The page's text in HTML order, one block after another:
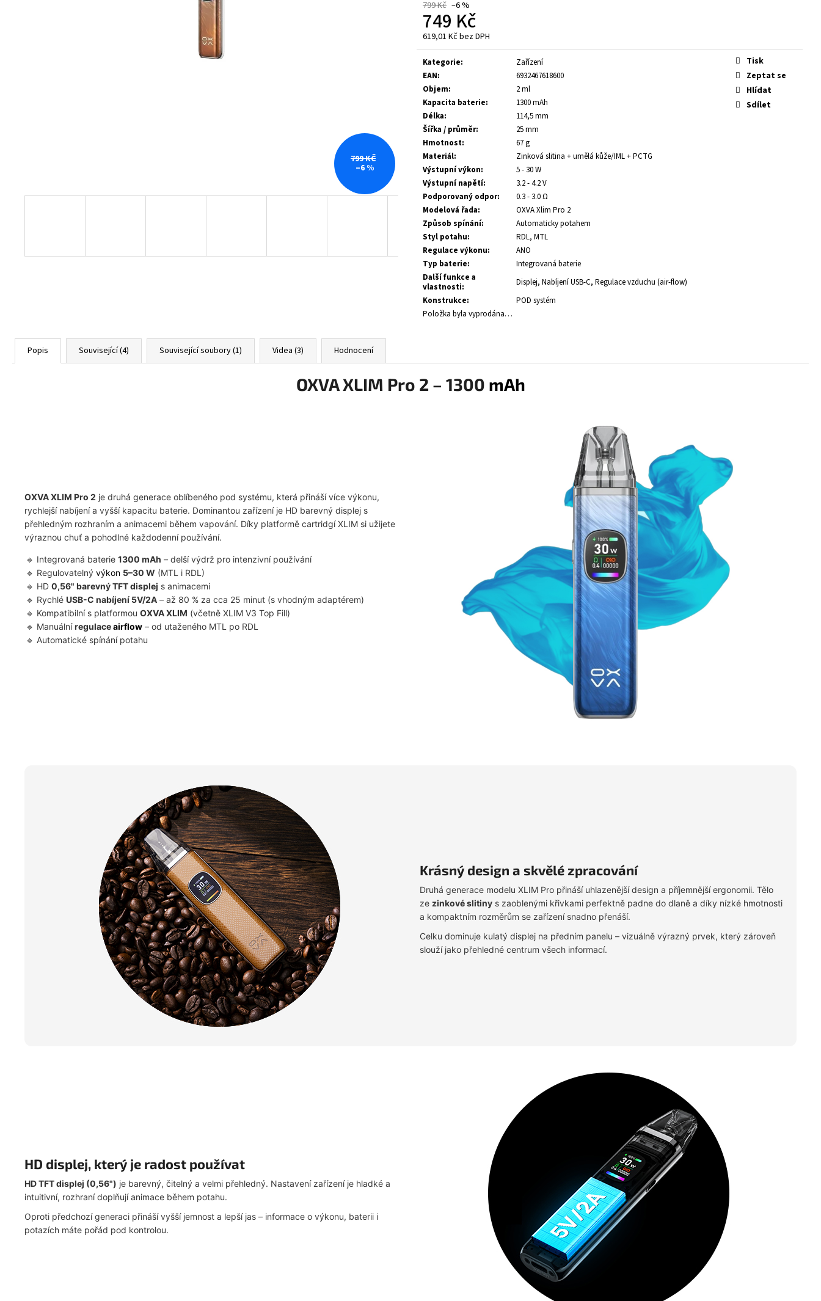
799 Kč –6 %
749 Kč
619,01 Kč bez DPH
Měrná
cena:
Kategorie:
Zařízení
EAN:
6932467618600
Objem:
2 ml
Kapacita baterie:
1300 mAh
Délka:
114,5 mm
Šířka / průměr:
25 mm
Hmotnost:
67 g
Materiál:
Zinková slitina + umělá kůže/IML + PCTG
Výstupní výkon:
5 - 30 W
Výstupní napětí:
3.2 - 4.2 V
Podporovaný odpor:
0.3 - 3.0 Ω
Modelová řada:
OXVA Xlim Pro 2
Způsob spínání:
Automaticky potahem
Styl potahu:
RDL, MTL
Regulace výkonu:
ANO
Typ baterie:
Integrovaná baterie
Další funkce a
vlastnosti:
Displej, Nabíjení USB-C, Regulace vzduchu (air-flow)
Konstrukce:
POD systém
Položka byla vyprodána…
Tisk
Zeptat se
Hlídat
Sdílet
799 KČ
–6 %
Popis Související (4) Související soubory (1) Videa (3) Hodnocení
OXVA XLIM Pro 2 – 1300 mAh
OXVA XLIM Pro 2 je druhá generace oblíbeného pod systému, která přináší více výkonu,
rychlejší nabíjení a vyšší kapacitu baterie. Dominantou zařízení je HD barevný displej s
přehledným rozhraním a animacemi během vapování. Díky platformě cartridgí XLIM si užijete
výraznou chuť a pohodlné každodenní používání.
Integrovaná baterie 1300 mAh – delší výdrž pro intenzivní používání
Regulovatelný výkon 5–30 W (MTL i RDL)
HD 0,56" barevný TFT displej s animacemi
Rychlé USB-C nabíjení 5V/2A – až 80 % za cca 25 minut (s vhodným adaptérem)
Kompatibilní s platformou OXVA XLIM (včetně XLIM V3 Top Fill)
Manuálníregulaceairflow – od utaženého MTL po RDL
Automatické spínání potahu
Krásný design a skvělé zpracování
Druhá generace modelu XLIM Pro přináší uhlazenější design a příjemnější ergonomii. Tělo
ze zinkové slitiny s zaoblenými křivkami perfektně padne do dlaně a díky nízké hmotnosti
a kompaktním rozměrům se zařízení snadno přenáší.
Celku dominuje kulatý displej na předním panelu – vizuálně výrazný prvek, který zároveň
slouží jako přehledné centrum všech informací.
HD displej, který je radost používat
HD TFT displej (0,56") je barevný, čitelný a velmi přehledný. Nastavení zařízení je hladké a
intuitivní, rozhraní doplňují animace během potahu.
Oproti předchozí generaci přináší vyšší jemnost a lepší jas – informace o výkonu, baterii i
potazích máte pořád pod kontrolou.